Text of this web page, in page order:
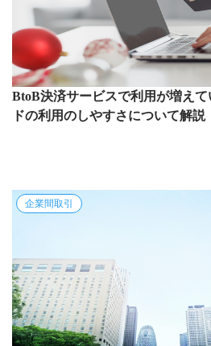
BtoB決済サービスで利用が増え
ドの利用のしやすさについて解説
企業間取引